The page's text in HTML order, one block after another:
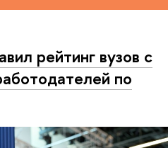
рейтинг вузов с
по